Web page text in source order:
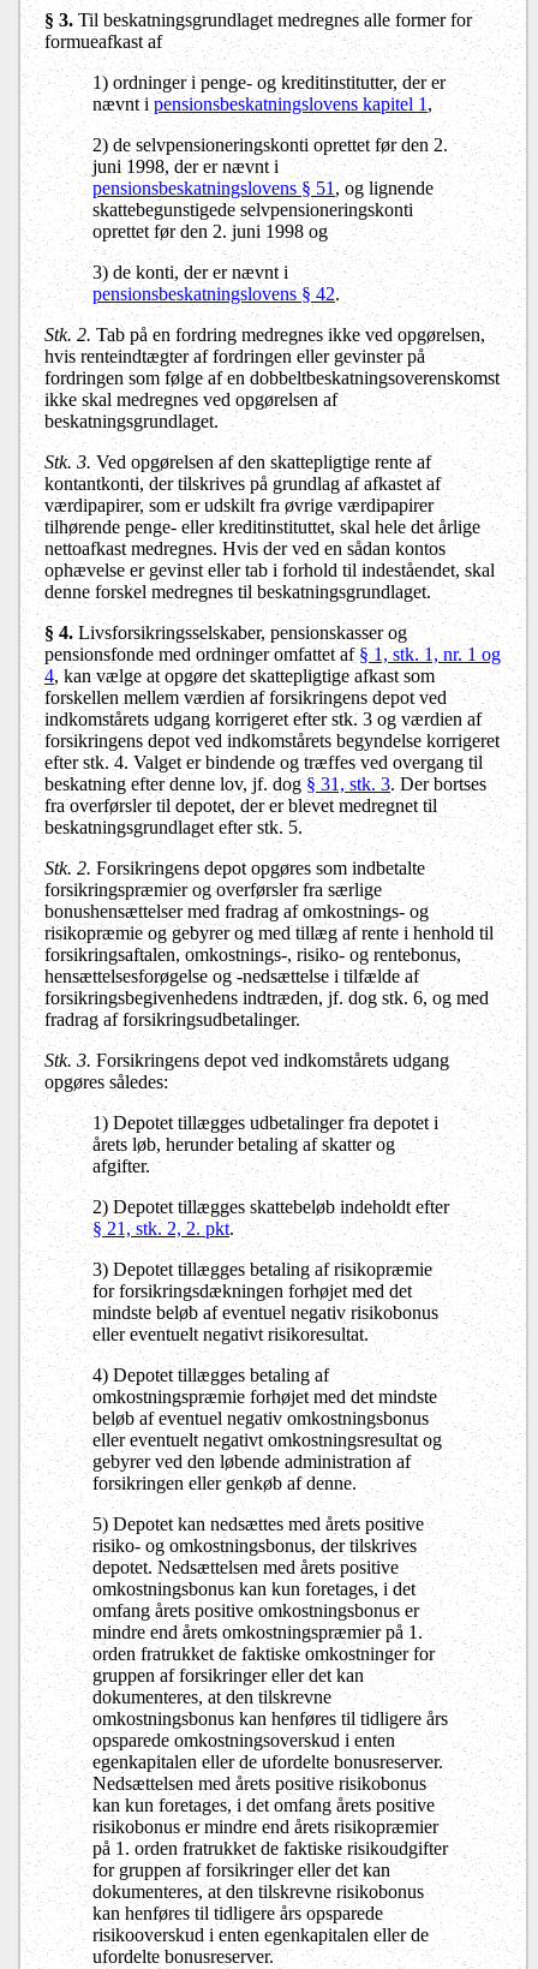
§ 3.Til beskatningsgrundlaget medregnes alle former for
formueafkast af
1) ordninger i penge- og kreditinstitutter, der er
nævnt i pensionsbeskatningslovens kapitel 1,
2) de selvpensioneringskonti oprettet før den 2.
juni 1998, der er nævnt i
pensionsbeskatningslovens § 51 , og lignende
skattebegunstigede selvpensioneringskonti
oprettet før den 2. juni 1998 og
3) de konti, der er nævnt i
pensionsbeskatningslovens § 42.
Stk. 2. Tab på en fordring medregnes ikke ved opgørelsen,
hvis renteindtægter af fordringen eller gevinster på
fordringen som følge af en dobbeltbeskatningsoverenskomst
ikke skal medregnes ved opgørelsen af
beskatningsgrundlaget.
Stk. 3.Ved opgørelsen af den skattepligtige rente af
kontantkonti, der tilskrives på grundlag af afkastet af
værdipapirer, som er udskilt fra øvrige værdipapirer
tilhørende penge- eller kreditinstituttet, skal hele det årlige
nettoafkast medregnes. Hvis der ved en sådan kontos
ophævelse er gevinst eller tab i forhold til indeståendet, skal
denne forskel medregnes til beskatningsgrundlaget.
§ 4.Livsforsikringsselskaber, pensionskasser og
pensionsfonde med ordninger omfattet af§ 1, stk. 1, nr. 1 og
4, kan vælge at opgøre det skattepligtige afkast som
forskellen mellem værdien af forsikringens depot ved
indkomstårets udgang korrigeret efter stk. 3 og værdien af
forsikringens depot ved indkomstårets begyndelse korrigeret
efter stk. 4. Valget er bindende og træffes ved overgang til
beskatning efter denne lov, jf. dog§ 31, stk. 3. Der bortses
fra overførsler til depotet, der er blevet medregnet til
beskatningsgrundlaget efter stk. 5.
Stk. 2. Forsikringens depot opgøres som indbetalte
forsikringspræmier og overførsler fra særlige
bonushensættelser med fradrag af omkostnings- og
risikopræmie og gebyrer og med tillæg af rente i henhold til
forsikringsaftalen, omkostnings-, risiko- og rentebonus,
hensættelsesforøgelse og -nedsættelse i tilfælde af
forsikringsbegivenhedens indtræden, jf. dog stk. 6, og med
fradrag af forsikringsudbetalinger.
Stk. 3. Forsikringens depot ved indkomstårets udgang
opgøres således:
1) Depotet tillægges udbetalinger fra depotet i
årets løb, herunder betaling af skatter og
afgifter.
2) Depotet tillægges skattebeløb indeholdt efter
§ 21, stk. 2, 2. pkt.
3) Depotet tillægges betaling af risikopræmie
for forsikringsdækningen forhøjet med det
mindste beløb af eventuel negativ risikobonus
eller eventuelt negativt risikoresultat.
4) Depotet tillægges betaling af
omkostningspræmie forhøjet med det mindste
beløb af eventuel negativ omkostningsbonus
eller eventuelt negativt omkostningsresultat og
gebyrer ved den løbende administration af
forsikringen eller genkøb af denne.
5) Depotet kan nedsættes med årets positive
risiko- og omkostningsbonus, der tilskrives
depotet. Nedsættelsen med årets positive
omkostningsbonus kan kun foretages, i det
omfang årets positive omkostningsbonus er
mindre end årets omkostningspræmier på 1.
orden fratrukket de faktiske omkostninger for
gruppen af forsikringer eller det kan
dokumenteres, at den tilskrevne
omkostningsbonus kan henføres til tidligere års
opsparede omkostningsoverskud i enten
egenkapitalen eller de ufordelte bonusreserver.
Nedsættelsen med årets positive risikobonus
kan kun foretages, i det omfang årets positive
risikobonus er mindre end årets risikopræmier
på 1. orden fratrukket de faktiske risikoudgifter
for gruppen af forsikringer eller det kan
dokumenteres, at den tilskrevne risikobonus
kan henføres til tidligere års opsparede
risikooverskud i enten egenkapitalen eller de
ufordelte bonusreserver.